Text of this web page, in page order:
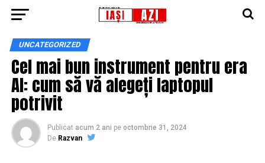
UNCATEGORIZED
Cel mai bun instrument pentru era
AI: cum să vă alegeți laptopul
potrivit
Publicat acum 2 ani pe octombrie 31, 2024
De Razvan